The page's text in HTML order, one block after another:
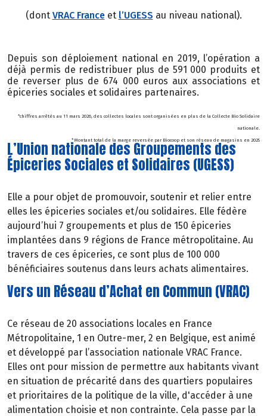
(dont VRAC Franceet l’UGESS au niveau national).
Depuis son déploiement national en 2019, l’opération a
déjà permis de redistribuer plus de 591 000 produits et
de reverser plus de 674 000 euros aux associations et
épiceries sociales et solidaires partenaires.
*chiffres arrêtés au 11 mars 2026, des collectes locales sont organisées en plus de la Collecte Bio Solidaire
nationale.
* Montant total de la marge reversée par Biocoop et son réseau de magasins en 2025
L’Union nationale des Groupements des
Épiceries Sociales et Solidaires (UGESS)
Elle a pour objet de promouvoir, soutenir et relier entre
elles les épiceries sociales et/ou solidaires. Elle fédère
aujourd’hui 7 groupements et plus de 150 épiceries
implantées dans 9 régions de France métropolitaine. Au
travers de ces épiceries, ce sont plus de 100 000
bénéficiaires soutenus dans leurs achats alimentaires.
Vers un Réseau d’Achat en Commun (VRAC)
Ce réseau de 20 associations locales en France
Métropolitaine, 1 en Outre-mer, 2 en Belgique, est animé
et développé par l’association nationale VRAC France.
Elles ont pour mission de permettre aux habitants vivant
en situation de précarité dans des quartiers populaires
et prioritaires de la politique de la ville, d'accéder à une
alimentation choisie et non contrainte. Cela passe par la